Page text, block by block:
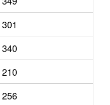
301
340
210
256